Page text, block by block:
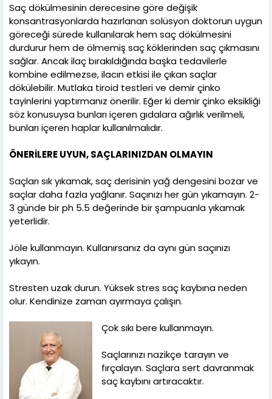
Saç dökülmesinin derecesine göre değişik
konsantrasyonlarda hazırlanan solüsyon doktorun uygun
göreceği sürede kullanılarak hem saç dökülmesini
durdurur hem de ölmemiş saç köklerinden saç çıkmasını
sağlar. Ancak ilaç bırakıldığında başka tedavilerle
kombine edilmezse, ilacın etkisi ile çıkan saçlar
dökülebilir. Mutlaka tiroid testleri ve demir çinko
tayinlerini yaptırmanız önerilir. Eğer ki demir çinko eksikliği
söz konusuysa bunları içeren gıdalara ağırlık verilmeli,
bunları içeren haplar kullanılmalıdır.
ÖNERİLERE UYUN, SAÇLARINIZDAN OLMAYIN
Saçları sık yıkamak, saç derisinin yağ dengesini bozar ve
saçlar daha fazla yağlanır. Saçınızı her gün yıkamayın. 2-
3 günde bir ph 5.5 değerinde bir şampuanla yıkamak
yeterlidir.
Jöle kullanmayın. Kullanırsanız da aynı gün saçınızı
yıkayın.
Stresten uzak durun. Yüksek stres saç kaybına neden
olur. Kendinize zaman ayırmaya çalışın.
Çok sıkı bere kullanmayın.
Saçlarınızı nazikçe tarayın ve
fırçalayın. Saçlara sert davranmak
saç kaybını artıracaktır.